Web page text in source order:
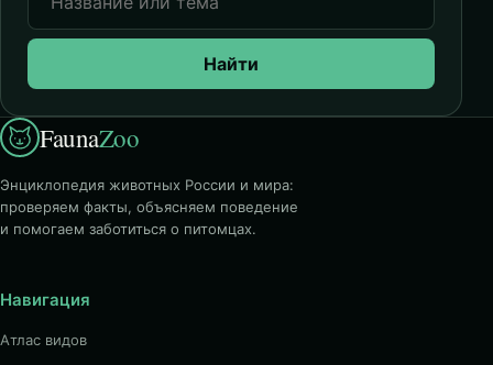
Найти
FaunaZoo
Энциклопедия животных России и мира:
проверяем факты, объясняем поведение
и помогаем заботиться о питомцах.
Навигация
Атлас видов